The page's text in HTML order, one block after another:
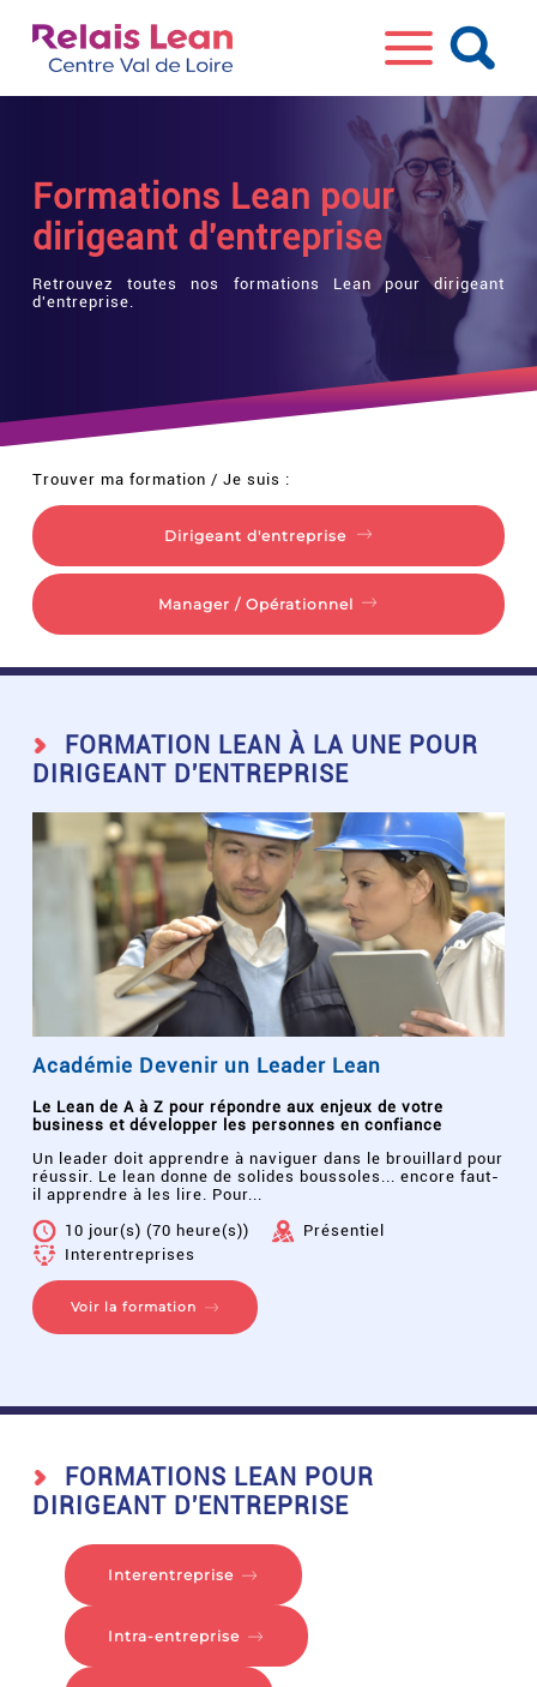
Formations Lean pour
dirigeant d'entreprise
Retrouvez toutes nos formations Lean pour dirigeant
d'entreprise.
Trouver ma formation / Je suis :
Dirigeant d'entreprise
Manager / Opérationnel
FORMATION LEAN À LA UNE POUR
DIRIGEANT D'ENTREPRISE
Académie Devenir un Leader Lean
Le Lean de A à Z pour répondre aux enjeux de votre
business et développer les personnes en confiance
Un leader doit apprendre à naviguer dans le brouillard pour
réussir. Le lean donne de solides boussoles... encore faut-
il apprendre à les lire. Pour...
10 jour(s) (70 heure(s))
Présentiel
Interentreprises
Voir la formation
FORMATIONS LEAN POUR
DIRIGEANT D'ENTREPRISE
Interentreprise
Intra-entreprise